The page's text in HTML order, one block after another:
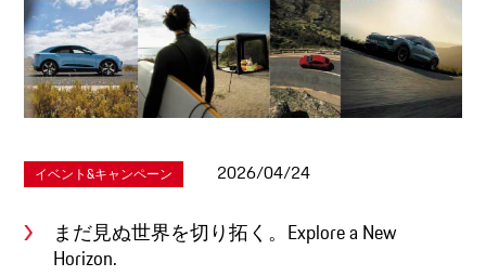
イベント&キャンペーン 2026/04/24
まだ見ぬ世界を切り拓く。Explore a New
Horizon.